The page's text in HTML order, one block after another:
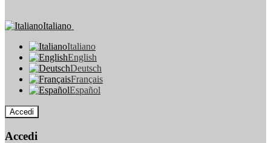
Italiano
Italiano
English
Deutsch
Français
Español
Accedi
Accedi